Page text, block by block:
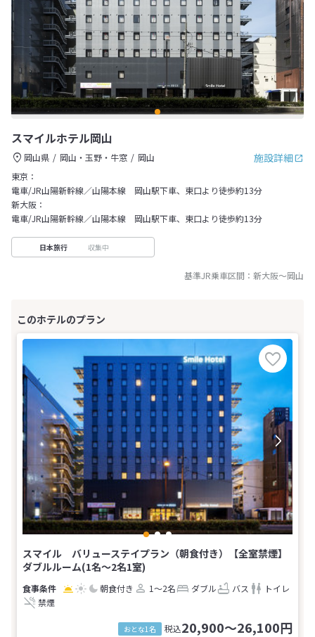
スマイルホテル岡山
施設詳細
岡山県 岡山・玉野・牛窓
岡山
東京：
電車/JR山陽新幹線／山陽本線 岡山駅下車、東口より徒歩約13分
新大阪：
電車/JR山陽新幹線／山陽本線 岡山駅下車、東口より徒歩約13分
日本旅行 収集中
基準JR乗車区間： 新大阪～岡山
スマイル バリューステイプラン（朝食付き）【全室禁煙】
ダブルルーム(1名～2名1室)
朝食付き 1～2名 ダブル バス
トイレ
禁煙
おとな1名 税込20,900～26,100円